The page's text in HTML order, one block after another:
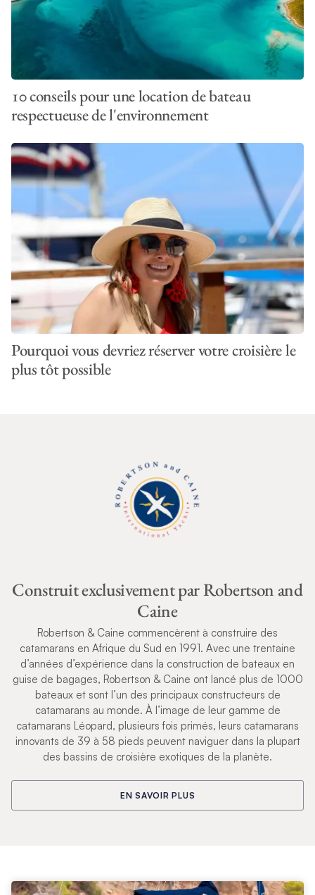
10 conseils pour une location de bateau
respectueuse de l'environnement
Pourquoi vous devriez réserver votre croisière le
plus tôt possible
Construit exclusivement par Robertson and
Caine
Robertson & Caine commencèrent à construire des
catamarans en Afrique du Sud en 1991. Avec une trentaine
d’années d’expérience dans la construction de bateaux en
guise de bagages, Robertson & Caine ont lancé plus de 1000
bateaux et sont l’un des principaux constructeurs de
catamarans au monde. À l’image de leur gamme de
catamarans Léopard, plusieurs fois primés, leurs catamarans
innovants de 39 à 58 pieds peuvent naviguer dans la plupart
des bassins de croisière exotiques de la planète.
EN SAVOIR PLUS